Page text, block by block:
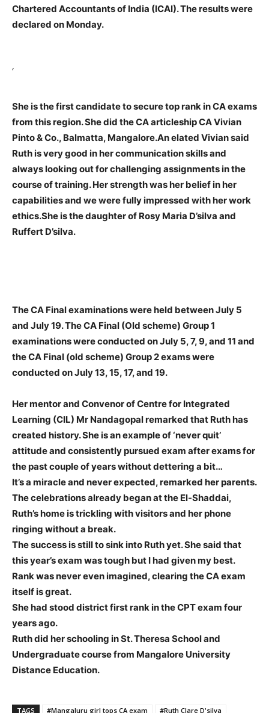
Chartered Accountants of India (ICAI). The results were
declared on Monday.
‘
She is the first candidate to secure top rank in CA exams
from this region. She did the CA articleship CA Vivian
Pinto & Co., Balmatta, Mangalore.An elated Vivian said
Ruth is very good in her communication skills and
always looking out for challenging assignments in the
course of training. Her strength was her belief in her
capabilities and we were fully impressed with her work
ethics.She is the daughter of Rosy Maria D’silva and
Ruffert D’silva.
The CA Final examinations were held between July 5
and July 19. The CA Final (Old scheme) Group 1
examinations were conducted on July 5, 7, 9, and 11 and
the CA Final (old scheme) Group 2 exams were
conducted on July 13, 15, 17, and 19.
Her mentor and Convenor of Centre for Integrated
Learning (CIL) Mr Nandagopal remarked that Ruth has
created history. She is an example of ‘never quit’
attitude and consistently pursued exam after exams for
the past couple of years without dettering a bit…
It’s a miracle and never expected, remarked her parents.
The celebrations already began at the El-Shaddai,
Ruth’s home is trickling with visitors and her phone
ringing without a break.
The success is still to sink into Ruth yet. She said that
this year’s exam was tough but I had given my best.
Rank was never even imagined, clearing the CA exam
itself is great.
She had stood district first rank in the CPT exam four
years ago.
Ruth did her schooling in St. Theresa School and
Undergraduate course from Mangalore University
Distance Education.
TAGS #Mangaluru girl tops CA exam #Ruth Clare D'silva